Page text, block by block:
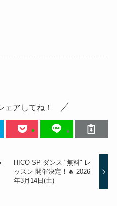
ェアしてね！
HICO SP ダンス "無料" レ
ッスン 開催決定！🔥 2026
年3月14日(土)